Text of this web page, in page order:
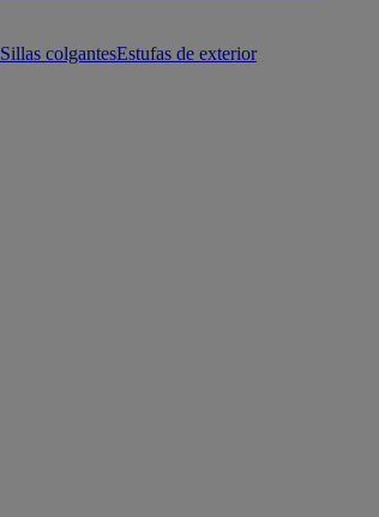
Sillas colgantesEstufas de exterior